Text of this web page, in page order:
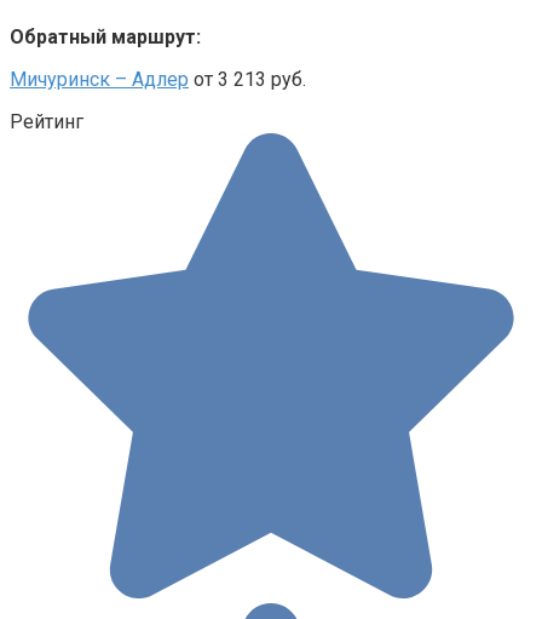
Обратный маршрут:
Мичуринск – Адлер от 3 213 руб.
Рейтинг